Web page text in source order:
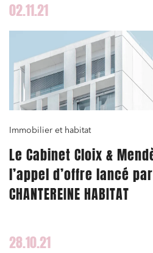
02.11.21
Immobilier et habitat
Le Cabinet Cloix &
l’appel d’offre lancé par
CHANTEREINE HABITAT
28.10.21